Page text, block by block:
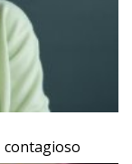
contagioso